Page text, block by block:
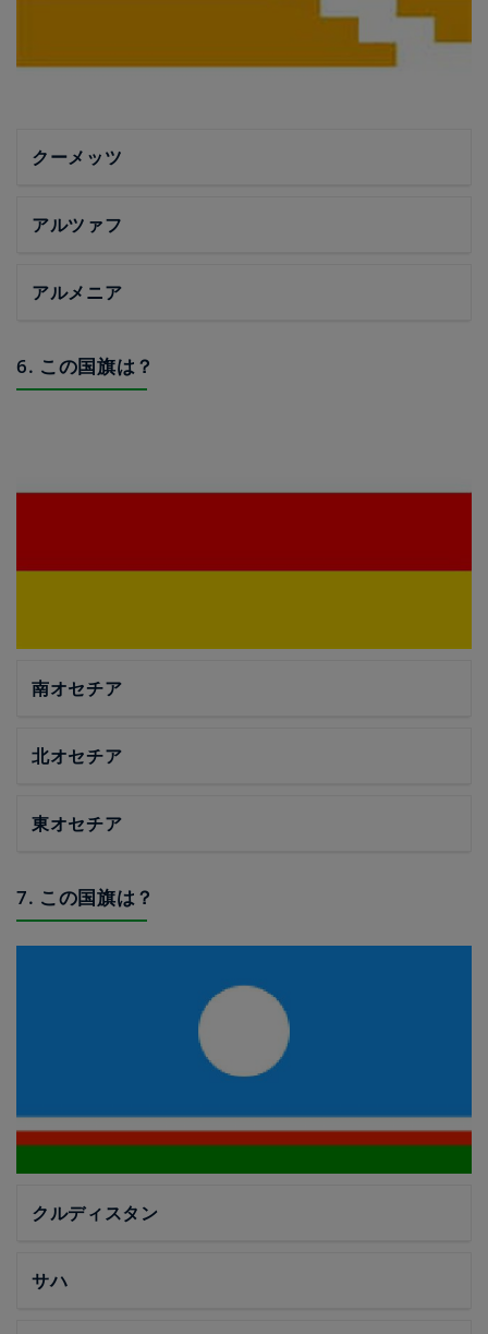
クーメッツ
アルツァフ
アルメニア
6. この国旗は？
南オセチア
北オセチア
東オセチア
7. この国旗は？
クルディスタン
サハ